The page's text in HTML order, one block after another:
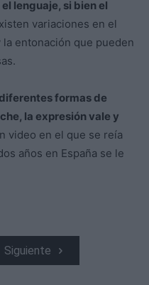
lenguaje, si bien el
variaciones en el
entonación que pueden
formas de
la expresión vale y
video en el que se reía
años en España se le
Siguiente